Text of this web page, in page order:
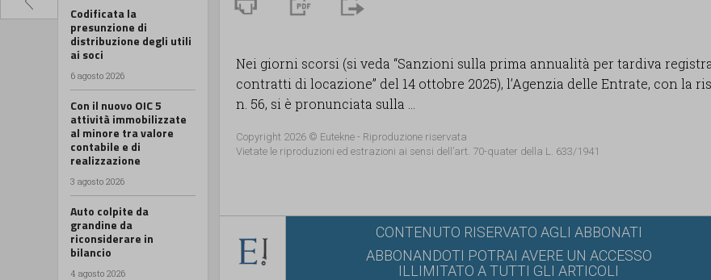
Codificata la
presunzione di
distribuzione degli utili
ai soci
6 agosto 2026
Con il nuovo OIC 5
attività immobilizzate
al minore tra valore
contabile e di
realizzazione
3 agosto 2026
Auto colpite da
grandine da
riconsiderare in
bilancio
4 agosto 2026
Nei giorni scorsi (si veda “Sanzioni sulla prima annualità per tardiva
contratti di locazione” del 14 ottobre 2025), l’Agenzia delle Entrate, con la
n. 56, si è pronunciata sulla ...
Copyright 2026 © Eutekne - Riproduzione riservata
Vietate le riproduzioni ed estrazioni ai sensi dell’art. 70-quater della L. 633/1941
CONTENUTO RISERVATO AGLI ABBONATI
ABBONANDOTI POTRAI AVERE UN ACCESSO
ILLIMITATO A TUTTI GLI ARTICOLI